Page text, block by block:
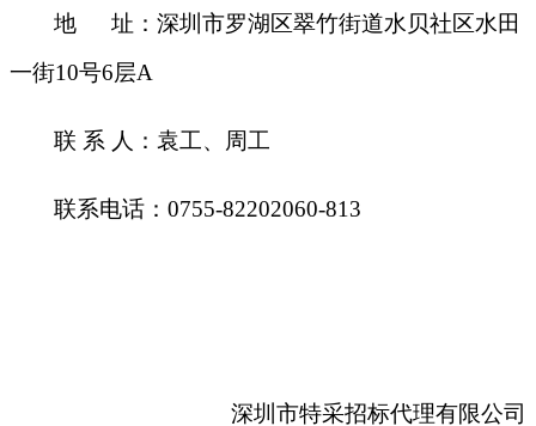
地 址：深圳市罗湖区翠竹街道水贝社区水田
一街10号6层A
联 系 人：袁工、周工
联系电话：0755-82202060-813
深圳市特采招标代理有限公司